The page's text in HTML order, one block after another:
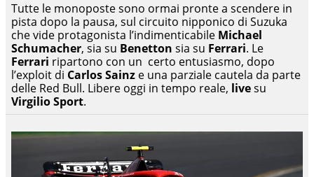
Tutte le monoposte sono ormai pronte a scendere in
pista dopo la pausa, sul circuito nipponico di Suzuka
che vide protagonista l’indimenticabile Michael
Schumacher, sia su Benetton sia su Ferrari. Le
Ferrari ripartono con un certo entusiasmo, dopo
l’exploit di Carlos Sainz e una parziale cautela da parte
delle Red Bull. Libere oggi in tempo reale, livesu
VirgilioSport.